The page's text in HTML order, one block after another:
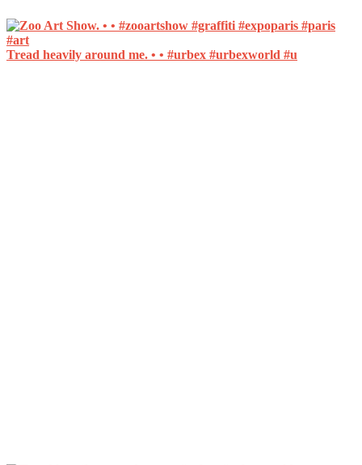
Tread heavily around me. • • #urbex #urbexworld #u